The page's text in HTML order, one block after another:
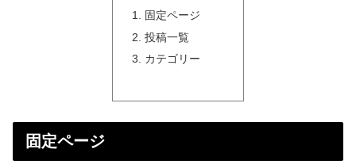
固定ページ
投稿一覧
カテゴリー
固定ページ